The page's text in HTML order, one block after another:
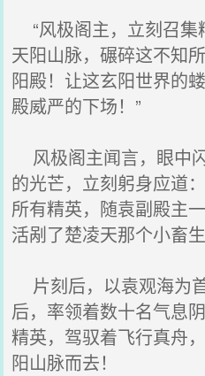
“风极阁主，立刻召集
天阳山脉，碾碎这不知
阳殿！让这玄阳世界的
殿威严的下场！”
风极阁主闻言，眼中
的光芒，立刻躬身应道
所有精英，随袁副殿主
活剐了楚凌天那个小畜
片刻后，以袁观海为
后，率领着数十名气息
精英，驾驭着飞行真舟
阳山脉而去！